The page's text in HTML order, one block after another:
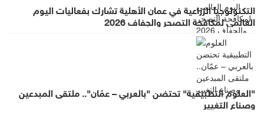
التكنولوجيا الزراعية في عمان الأهلية تشارك بفعاليات اليوم
العالمي لمكافحة التصحر والجفاف 2026
"العلوم التطبيقية" تحتضن "بالعربي – عمّان".. ملتقى المبدعين
وصناع التغيير